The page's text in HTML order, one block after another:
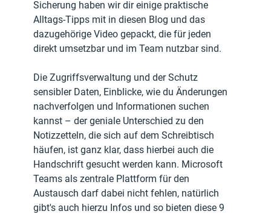
Sicherung haben wir dir einige praktische
Alltags-Tipps mit in diesen Blog und das
dazugehörige Video gepackt, die für jeden
direkt umsetzbar und im Team nutzbar sind.
Die Zugriffsverwaltung und der Schutz
sensibler Daten, Einblicke, wie du Änderungen
nachverfolgen und Informationen suchen
kannst – der geniale Unterschied zu den
Notizzetteln, die sich auf dem Schreibtisch
häufen, ist ganz klar, dass hierbei auch die
Handschrift gesucht werden kann. Microsoft
Teams als zentrale Plattform für den
Austausch darf dabei nicht fehlen, natürlich
gibt's auch hierzu Infos und so bieten diese 9